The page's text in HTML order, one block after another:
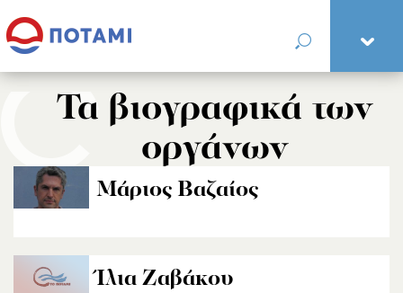
Τα βιογραφικά των
οργάνων
Μάριος Βαζαίος
Ίλια Ζαβάκου